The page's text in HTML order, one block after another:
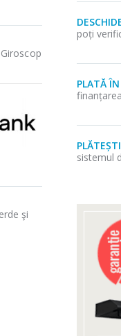
şi
poți
PLATĂ
sistemul